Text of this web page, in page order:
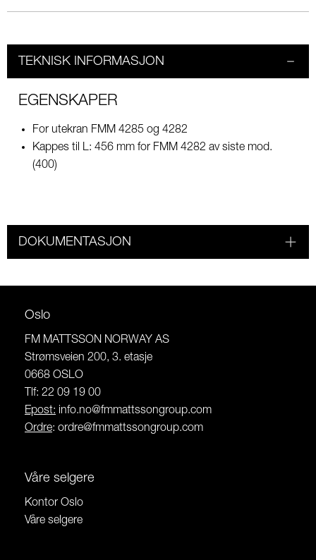
TEKNISK INFORMASJON
EGENSKAPER
For utekran FMM 4285 og 4282
Kappes til L: 456 mm for FMM 4282 av siste mod.
(400)
DOKUMENTASJON
Oslo
FM MATTSSON NORWAY AS
Strømsveien 200, 3. etasje
0668 OSLO
Tlf: 22 09 19 00
Epost: info.no@fmmattssongroup.com
Ordre: ordre@fmmattssongroup.com
Våre selgere
Kontor Oslo
Våre selgere